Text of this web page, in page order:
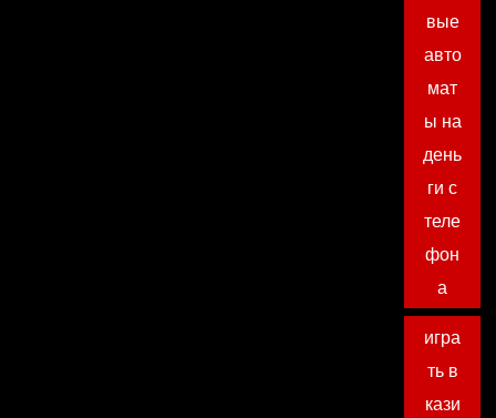
вые
авто
мат
ы на
день
ги с
теле
фон
а
игра
ть в
кази